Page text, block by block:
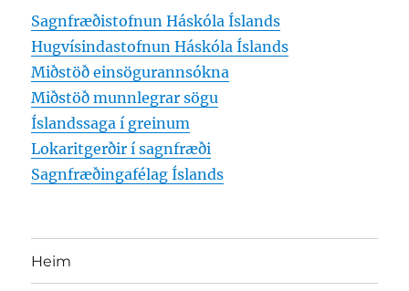
Sagnfræðistofnun Háskóla Íslands
Hugvísindastofnun Háskóla Íslands
Miðstöð einsögurannsókna
Miðstöð munnlegrar sögu
Íslandssaga í greinum
Lokaritgerðir í sagnfræði
Sagnfræðingafélag Íslands
Heim